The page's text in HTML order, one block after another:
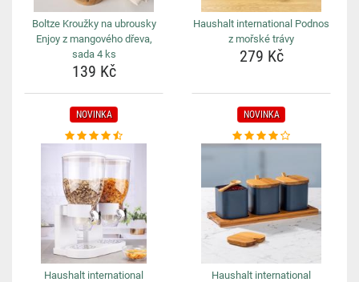
Boltze Kroužky na ubrousky
Enjoy z mangového dřeva,
sada 4 ks
139 Kč
Haushalt international Podnos
z mořské trávy
279 Kč
NOVINKA
Haushalt international
NOVINKA
Haushalt international